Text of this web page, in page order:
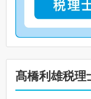
髙橋利雄税理